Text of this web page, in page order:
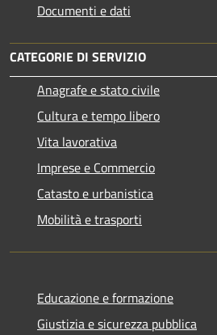
Documenti e dati
CATEGORIE DI SERVIZIO
Anagrafe e stato civile
Cultura e tempo libero
Vita lavorativa
Imprese e Commercio
Catasto e urbanistica
Mobilità e trasporti
Educazione e formazione
Giustizia e sicurezza pubblica